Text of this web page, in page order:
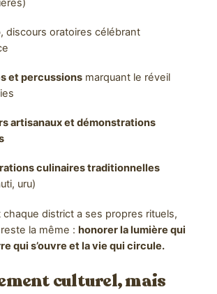
, discours oratoires célébrant
et percussionsmarquant le réveil
artisanaux et démonstrations
culinaires traditionnelles
uru)
chaque district a ses propres rituels,
la même : honorer la lumière qui
qui s’ouvre et la vie qui circule.
culturel, mais